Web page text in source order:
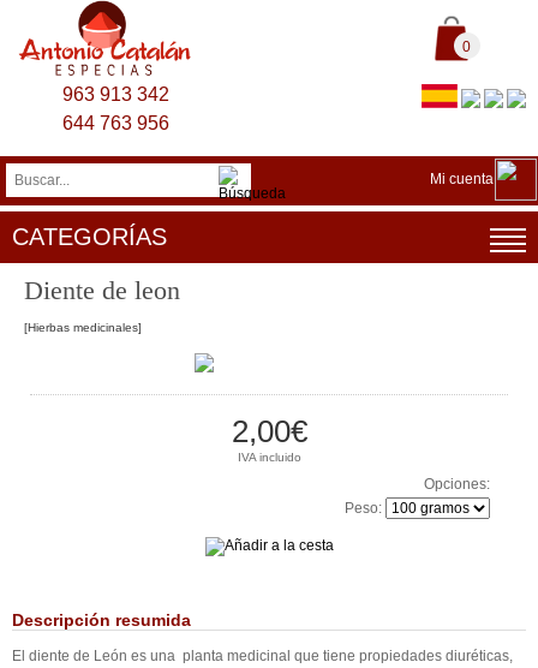
0
963 913 342
644 763 956
Mi cuenta
CATEGORÍAS
Diente de leon
[Hierbas medicinales]
2,00€
IVA incluido
Opciones:
Peso:
Descripción resumida
El diente de León es una planta medicinal que tiene propiedades diuréticas,